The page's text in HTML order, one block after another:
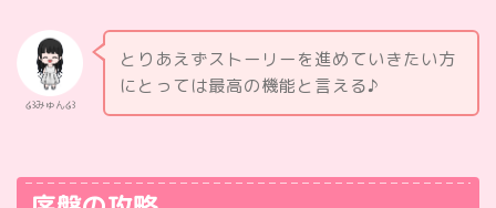
໒꒱みゅん໒꒱
とりあえずストーリーを進めていきたい方
にとっては最高の機能と言える♪